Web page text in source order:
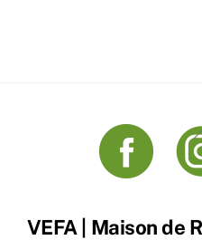
VEFA | Maison de